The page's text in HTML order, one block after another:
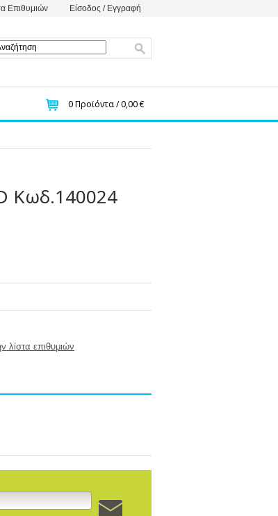
Επιθυμιών Είσοδος / Εγγραφή
0Προϊόντα /0,00 €
λίστα επιθυμιών